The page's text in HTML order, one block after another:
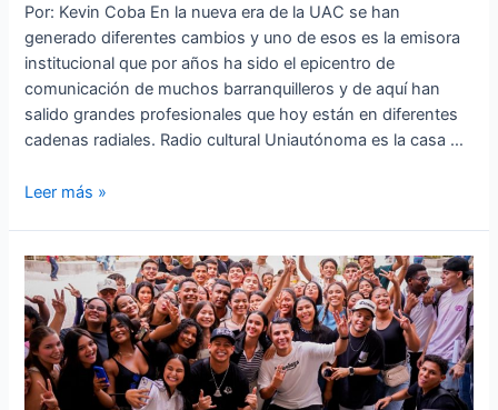
Por: Kevin Coba En la nueva era de la UAC se han
generado diferentes cambios y uno de esos es la emisora
institucional que por años ha sido el epicentro de
comunicación de muchos barranquilleros y de aquí han
salido grandes profesionales que hoy están en diferentes
cadenas radiales. Radio cultural Uniautónoma es la casa …
Leer más »